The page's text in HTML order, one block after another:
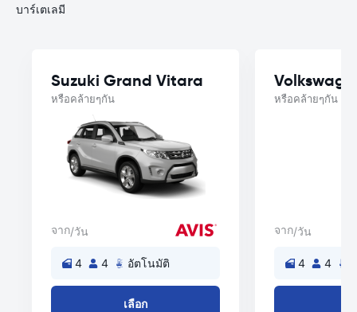
บาร์เตเลมี
Suzuki Grand Vitara
หรือคล้ายๆกัน
จาก/วัน
4 4 อัตโนมัติ
เลือก
หรือคล้ายๆกัน
จาก/วัน
4 4